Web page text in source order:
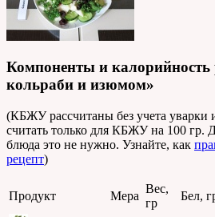
Компоненты и калорийность
кольраби и изюмом»
(КБЖУ рассчитаны без учета
считать только для КБЖУ на 100 гр.
блюда это не нужно. Узнайте, как
рецепт)
Продукт Мера
Вес,
гр
Бел,